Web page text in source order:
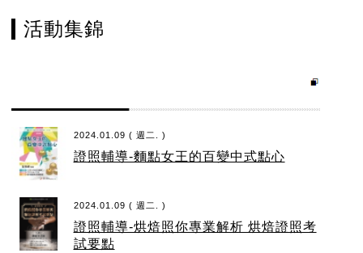
活動集錦
2024.01.09 ( 週二. )
證照輔導-麵點女王的百變中式點心
2024.01.09 ( 週二. )
證照輔導-烘焙照你專業解析 烘焙證照考
試要點